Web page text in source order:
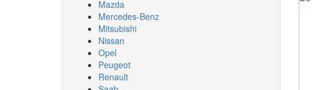
Mazda
Mercedes-Benz
Mitsubishi
Nissan
Opel
Peugeot
Renault